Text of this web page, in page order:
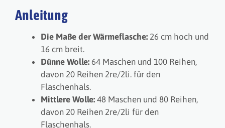
Anleitung
Die Maße der Wärmeflasche: 26 cm hoch und
16 cm breit.
Dünne Wolle: 64 Maschen und 100 Reihen,
davon 20 Reihen 2re/2li. für den
Flaschenhals.
Mittlere Wolle: 48 Maschen und 80 Reihen,
davon 20 Reihen 2re/2li für den
Flaschenhals.